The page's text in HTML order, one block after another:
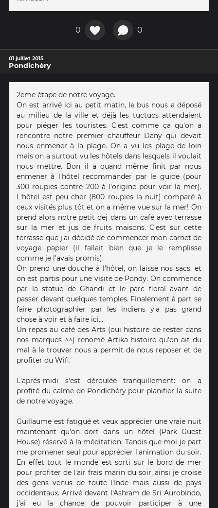
0 0
01 juillet 2015
Pondichéry
2eme étape de notre voyage.
On est arrivé ici au petit matin, le bus nous a déposé
au milieu de la ville et déjà les tuctucs attendaient
pour piéger les touristes. C'est comme ça qu'on a
rencontre notre premier chauffeur Dany qui devait
nous enmener à la plage. On a vu les plage de loin
mais on a surtout vu les hôtels dans lesquels il voulait
nous mettre. Bon il a quand même finit par nous
enmener à l'hôtel recommander par le guide (pour
300 roupies contre 200 à l'origine pour voir la mer).
L'hôtel est peu cher (800 roupies la nuit) comparé à
ceux visités plus tôt et on a même vue sur la mer! On
prend alors notre petit dej dans un café avec terrasse
sur la mer et jus de fruits maisons. C'est sur cette
terrasse que j'ai décidé de commencer mon carnet de
voyage papier (il fallait bien que je le remplisse
comme je l'avais promis).
On prend une douche à l'hôtel, on laisse nos sacs, et
on est partis pour une visite de Pondy. On commence
par la statue de Ghandi et le parc floral avant de
passer devant quelques temples. Finalement à part se
faire photographier par les indiens y'a pas grand
chose à voir et à faire ici...
Un repas au café des Arts (oui histoire de rester dans
nos marques ^^) renomé Artika histoire qu'on ait du
mal à le trouver nous a permit de nous reposer et de
profiter du Wifi.
L'après-midi s'est déroulée tranquillement: on a
profité du calme de Pondichéry pour planifier la suite
de notre voyage.
Guillaume est fatigué et veux apprécier une vraie nuit
maintenant qu'on dort dans un hôtel (Park Guest
House) réservé à la méditation. Tandis que moi je part
me promener seul pour apprécier l'animation du soir.
En effet tout le monde est sorti sur le bord de mer
pour profiter de l'air frais marin du soir, ainsi je croise
des gens venus de toute l'Inde mais aussi de pays
occidentaux. Arrivé devant l'Ashram de Sri Aurobindo,
j'ai eu la chance de pouvoir participer à une